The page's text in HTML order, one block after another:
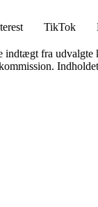
TikTok
fra udvalgte